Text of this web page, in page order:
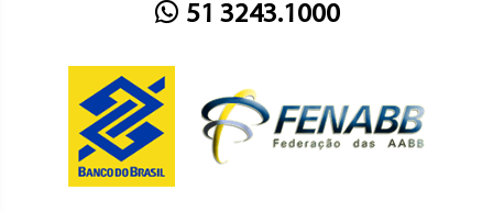
51 3243.1000